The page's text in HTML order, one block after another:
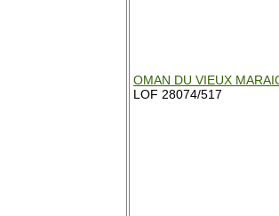
OMAN DU VIEUX
LOF 28074/517